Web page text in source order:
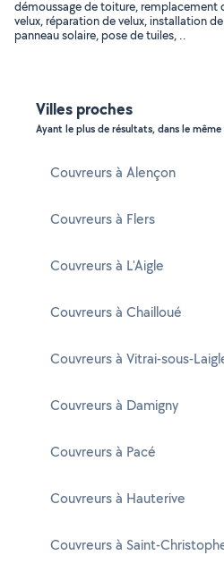
démoussage de toiture, remplacement
velux, réparation de velux, installation
panneau solaire, pose de tuiles, ..
Villes proches
Ayant le plus de résultats, dans le
Couvreurs à Alençon
Couvreurs à Flers
Couvreurs à L'Aigle
Couvreurs à Chailloué
Couvreurs à Vitrai-sous-
Couvreurs à Damigny
Couvreurs à Pacé
Couvreurs à Hauterive
Couvreurs à Saint-